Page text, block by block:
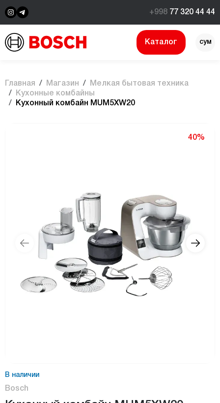
+998 77 320 44 44
Каталог сум
Главная Магазин
Мелкая бытовая техника
Кухонные комбайны
Кухонный комбайн MUM5XW20
40%
В наличии
Bosch